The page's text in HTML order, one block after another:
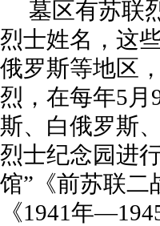
墓区有苏联
烈士姓名，这
俄罗斯等地区
烈，在每年5月
斯、白俄罗斯
烈士纪念园进
馆”《前苏联二
《1941年